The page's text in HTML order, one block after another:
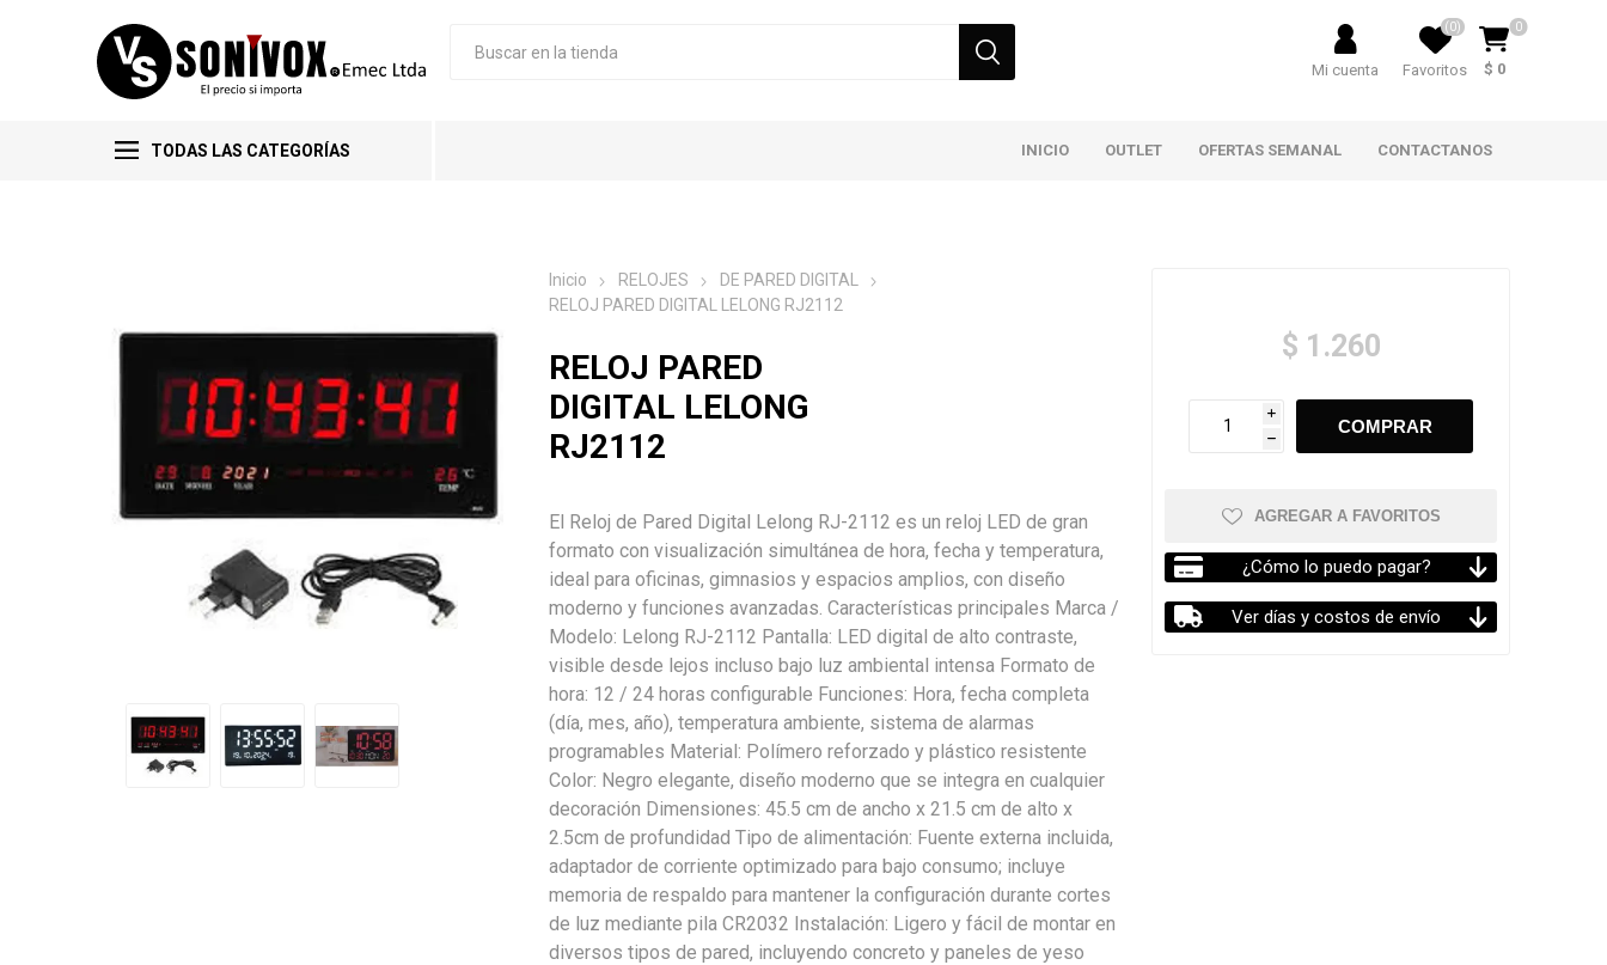
Mi cuenta Favoritos
(0) 0
$ 0
TODAS LAS CATEGORÍAS INICIO OUTLET OFERTAS SEMANAL CONTACTANOS
Inicio RELOJES
DE PARED DIGITAL
RELOJ PARED DIGITAL LELONG RJ2112
RELOJ PARED
DIGITAL LELONG
RJ2112
El Reloj de Pared Digital Lelong RJ-2112 es un reloj LED de gran
formato con visualización simultánea de hora, fecha y temperatura,
ideal para oficinas, gimnasios y espacios amplios, con diseño
moderno y funciones avanzadas. Características principales Marca /
Modelo: Lelong RJ-2112 Pantalla: LED digital de alto contraste,
visible desde lejos incluso bajo luz ambiental intensa Formato de
hora: 12 / 24 horas configurable Funciones: Hora, fecha completa
(día, mes, año), temperatura ambiente, sistema de alarmas
programables Material: Polímero reforzado y plástico resistente
Color: Negro elegante, diseño moderno que se integra en cualquier
decoración Dimensiones: 45.5 cm de ancho x 21.5 cm de alto x
2.5cm de profundidad Tipo de alimentación: Fuente externa incluida,
adaptador de corriente optimizado para bajo consumo; incluye
memoria de respaldo para mantener la configuración durante cortes
de luz mediante pila CR2032 Instalación: Ligero y fácil de montar en
diversos tipos de pared, incluyendo concreto y paneles de yeso
$ 1.260
i
h
AGREGAR A FAVORITOS
¿Cómo lo puedo pagar?
Ver días y costos de envío